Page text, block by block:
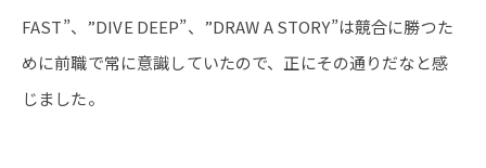
FAST”、”DIVE DEEP”、”DRAW A STORY”は競合に勝つた
めに前職で常に意識していたので、正にその通りだなと感
じました。